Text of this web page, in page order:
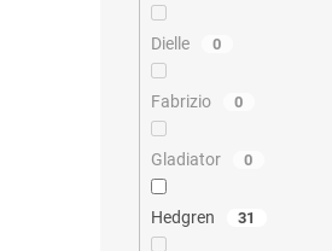
Dielle 0
Fabrizio 0
Gladiator 0
Hedgren 31